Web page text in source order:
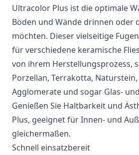
Ultracolor Plus ist die optimale
Böden und Wände drinnen oder
möchten. Dieser vielseitige
für verschiedene keramische
von ihrem Herstellungsprozess,
Porzellan, Terrakotta,
Agglomerate und sogar Glas-
Genießen Sie Haltbarkeit und
Plus, geeignet für Innen- und
gleichermaßen.
Schnell einsatzbereit